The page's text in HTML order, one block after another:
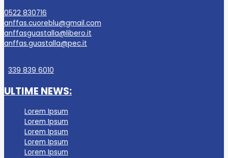
0522 830716
anffas.cuoreblu@gmail.com
anffasguastalla@libero.it
anffas.guastalla@pec.it
339 839 6010
ULTIME NEWS:
Lorem Ipsum
Lorem Ipsum
Lorem Ipsum
Lorem Ipsum
Lorem Ipsum